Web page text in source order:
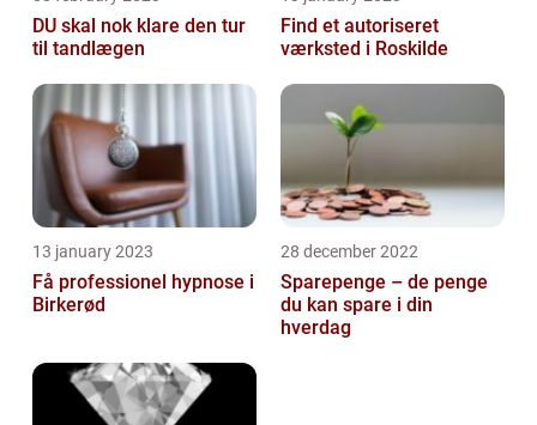
DU skal nok klare den tur
til tandlægen
Find et autoriseret
værksted i Roskilde
13 january 2023
Få professionel hypnose i
Birkerød
28 december 2022
Sparepenge – de penge
du kan spare i din
hverdag